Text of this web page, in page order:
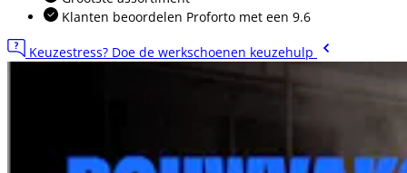
Klanten beoordelen Proforto met een 9.6
Keuzestress? Doe de werkschoenen keuzehulp